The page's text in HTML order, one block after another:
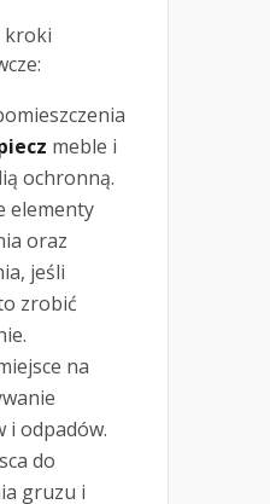
kroki
meble i
ochronną.
elementy
oraz
jeśli
zrobić
na
i odpadów.
do
gruzu i